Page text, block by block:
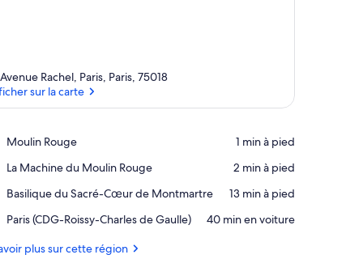
Rachel, Paris, Paris, 75018
sur la carte
Moulin Rouge
Place,
Rouge
‪1 min à pied‬
La Machine du Moulin Rouge
Place,
Machine
Moulin
‪2 min à pied‬
Basilique du Sacré-Cœur de Montmartre
Place,
du
Cœur
‪13 min à pied‬
Paris (CDG-Roissy-Charles de Gaulle)
Airport,
(CDG-
‪40 min en voiture‬
plus sur cette région